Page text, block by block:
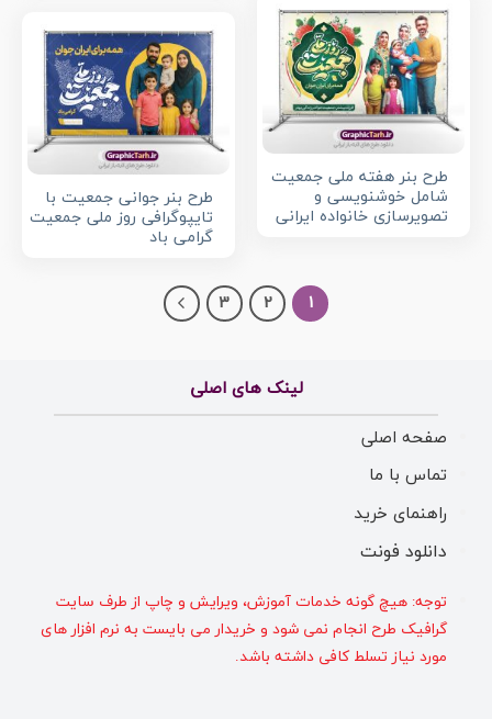
طرح بنر هفته ملی جمعیت
شامل خوشنویسی و
تصویرسازی خانواده ایرانی
طرح بنر جوانی جمعیت با
تایپوگرافی روز ملی جمعیت
گرامی باد
1
2
3
لینک های اصلی
صفحه اصلی
تماس با ما
راهنمای خرید
دانلود فونت
توجه: هیچ گونه خدمات آموزش، ویرایش و چاپ از طرف سایت
گرافیک طرح انجام نمی شود و خریدار می بایست به نرم افزار های
مورد نیاز تسلط کافی داشته باشد.